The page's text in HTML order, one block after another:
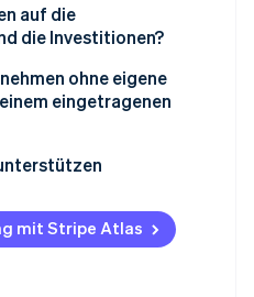
Stripe Lösungen für die
eigene
auf die
die Investitionen?
ohne eigene
eingetragenen
und
und geistigem
IP)
beantragen
vor Erhalt der EIN-
mit Stripe Atlas